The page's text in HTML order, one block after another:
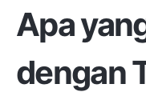
Apa
dengan